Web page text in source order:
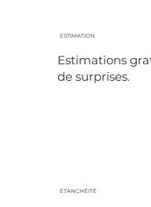
ESTIMATION
Estimations
de surprises.
ÉTANCHÉITÉ